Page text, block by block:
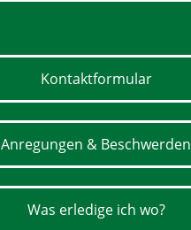
Kontaktformular
Anregungen & Beschwerden
Was erledige ich wo?